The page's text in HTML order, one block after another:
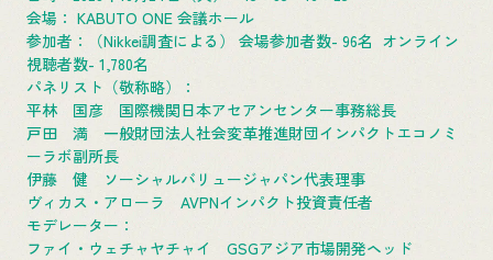
会場： KABUTO ONE 会議ホール
参加者：（Nikkei調査による） 会場参加者数- 96名 オンライン
視聴者数- 1,780名
パネリスト（敬称略）：
平林 国彦 国際機関日本アセアンセンター事務総長
戸田 満 一般財団法人社会変革推進財団インパクトエコノミ
ーラボ副所長
伊藤 健 ソーシャルバリュージャパン代表理事
ヴィカス・アローラ AVPNインパクト投資責任者
モデレーター：
ファイ・ウェチャヤチャイ GSGアジア市場開発ヘッド